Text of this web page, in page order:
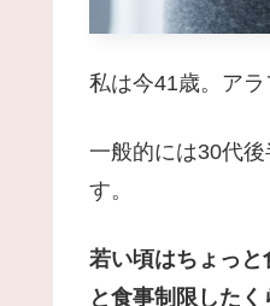
私は今41歳。アラ
一般的には30代
す。
若い頃はちょっと
と食事制限した